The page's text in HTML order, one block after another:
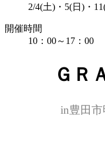
2/4(土)・5(日)・
開催時間
10：00～17：00
ＧＲ
in豊田